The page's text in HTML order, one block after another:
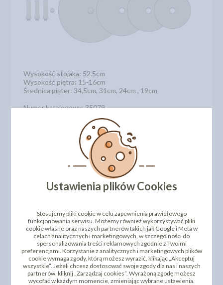
Wysokość stojaka: 52,5cm
Wysokość piętra: 15-16cm
Średnica pięter: 34,5cm, 31cm, 24cm , 19cm
Numer katalogowy: 35079
DODAJ SWOJĄ OPINIĘ
Ustawienia plików Cookies
Stosujemy pliki cookie w celu zapewnienia prawidłowego
funkcjonowania serwisu. Możemy również wykorzystywać pliki
cookie własne oraz naszych partnerów takich jak Google i Meta w
celach analitycznych i marketingowych, w szczególności do
spersonalizowania treści reklamowych zgodnie z Twoimi
preferencjami. Korzystanie z analitycznych i marketingowych plików
cookie wymaga zgody, którą możesz wyrazić, klikając „Akceptuj
wszystkie”. Jeżeli chcesz dostosować swoje zgody dla nas i naszych
partnerów, kliknij „Zarządzaj cookies”. Wyrażoną zgodę możesz
wycofać w każdym momencie, zmieniając wybrane ustawienia.